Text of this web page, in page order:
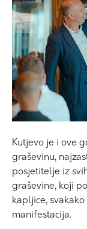
Kutjevo je i ove
graševinu,
posjetitelje iz
graševine, koji
kapljice,
manifestacija.